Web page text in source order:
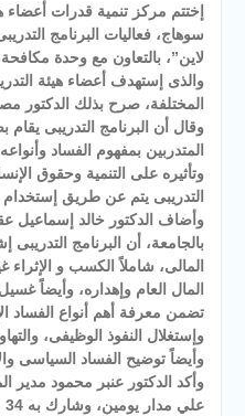
إختتم مركز تنمية قدرات أعضاء
لاين”، بالتعاون مع وحدة مكافحة
والذى إستهدف أعضاء هيئة
المختلفة، صرح بذلك الدكتور
وقال أن البرنامج التدريبى
المتدربين بمفهوم الفساد
وتأثيره على التنمية وحقوق
التدريبى يتم عن طريق
وأضاف الدكتور خالد إسماعيل
بالجامعة، أن البرنامج
المالى، شاملاً الكسب و
المال العام وإهداره، وأيضاً
تضمن معرفة أهم أنواع الفساد
وإستغلال النفوذ الوظيفى،
وأيضاً توضيح الفساد السياسى
وأكد الدكتور عنبر محمود مدير